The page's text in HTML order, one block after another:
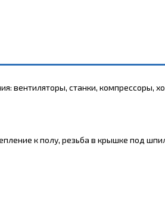
вентиляторы, станки, компрессоры,
к полу, резьба в крышке под